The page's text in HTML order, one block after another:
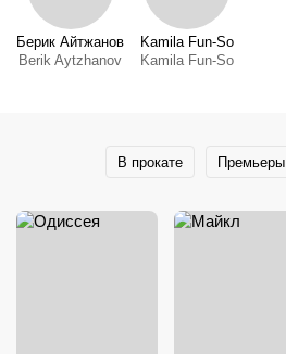
Берик Айтжанов
Berik Aytzhanov
Kamila Fun-So
Kamila Fun-So
В прокате Премьеры